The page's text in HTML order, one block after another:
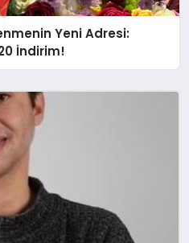
Yeni Adresi:
İndirim!